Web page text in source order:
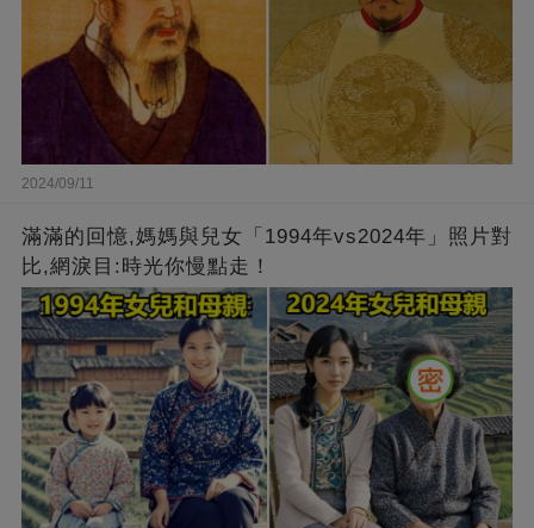
2024/09/11
滿滿的回憶,媽媽與兒女「1994年vs2024年」照片對
比,網淚目:時光你慢點走！